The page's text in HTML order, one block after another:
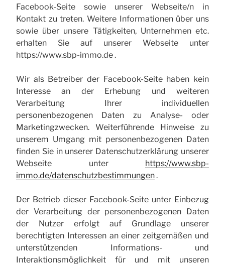
Facebook-Seite sowie unserer Webseite/n in
Kontakt zu treten. Weitere Informationen über uns
sowie über unsere Tätigkeiten, Unternehmen etc.
erhalten Sie auf unserer Webseite unter
https://www.sbp-immo.de .
Wir als Betreiber der Facebook-Seite haben kein
Interesse an der Erhebung und weiteren
Verarbeitung Ihrer individuellen
personenbezogenen Daten zu Analyse- oder
Marketingzwecken. Weiterführende Hinweise zu
unserem Umgang mit personenbezogenen Daten
finden Sie in unserer Datenschutzerklärung unserer
Webseite unter https://www.sbp-
immo.de/datenschutzbestimmungen.
Der Betrieb dieser Facebook-Seite unter Einbezug
der Verarbeitung der personenbezogenen Daten
der Nutzer erfolgt auf Grundlage unserer
berechtigten Interessen an einer zeitgemäßen und
unterstützenden Informations- und
Interaktionsmöglichkeit für und mit unseren